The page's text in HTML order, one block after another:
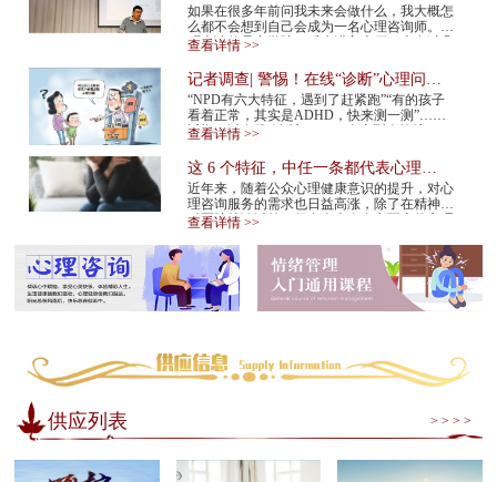
在34岁决定转行
如果在很多年前问我未来会做什么，我大概怎
么都不会想到自己会成为一名心理咨询师。我
硕士读的是商学院。后来进入大厂，也有过几
常、...
查看详情 >>
记者调查| 警惕！在线“诊断”心理问
题，越治越病！
“NPD有六大特征，遇到了赶紧跑”“有的孩子
看着正常，其实是ADHD，快来测一测”……
近期，以在线“诊断”NPD（自恋型人格障
的视频在网...
查看详情 >>
这 6 个特征，中任一条都代表心理咨
询师不靠谱！赶紧换
近年来，随着公众心理健康意识的提升，对心
理咨询服务的需求也日益高涨，除了在精神专
科医院就诊以外，很多人也会在市面上的心理
备...
查看详情 >>
供应列表 > > > >